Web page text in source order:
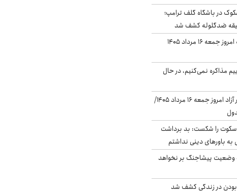
در باشگاه گلف ترامپ؛
ضدگلوله کشف شد
قیمت طلا و سکه امروز جمعه ۱۶ مرداد ۱۴۰۵
مذاکره نمی‌کنیم، در حال
قیمت دلار در بازار آزاد امروز جمعه ۱۶ مرداد ۱۴۰۵/
را شکست: بد برداشت
باورهای دینی نداشتم
وضعیت پیشاجنگ بر نخواهد
بودن در زندگی کشف شد